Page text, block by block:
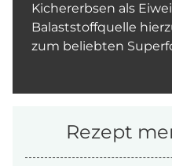
Kichererbsen als
Balaststoffquelle
zum beliebten
Rezept